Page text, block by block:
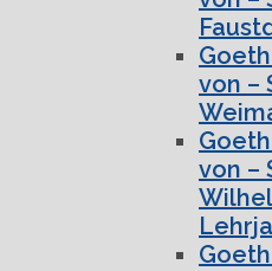
von –
von –